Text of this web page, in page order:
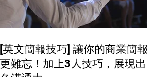
[英文簡報技巧] 讓你的商業簡報
更難忘！加上3大技巧，展現出